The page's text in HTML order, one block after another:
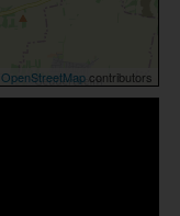
OpenStreetMapcontributors